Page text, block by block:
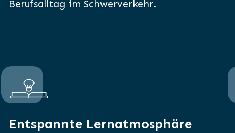
Berufsalltag im Schwerverkehr.
Entspannte Lernatmosphäre